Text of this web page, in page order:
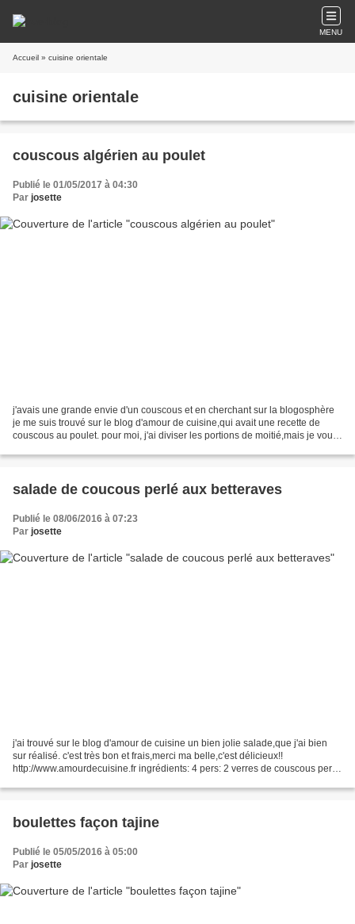
MENU
Accueil » cuisine orientale
cuisine orientale
couscous algérien au poulet
Publié le 01/05/2017 à 04:30
Par josette
j'avais une grande envie d'un couscous et en cherchant sur la blogosphère
je me suis trouvé sur le blog d'amour de cuisine,qui avait une recette de
couscous au poulet. pour moi, j'ai diviser les portions de moitié,mais je vous
salade de coucous perlé aux betteraves
Publié le 08/06/2016 à 07:23
Par josette
j'ai trouvé sur le blog d'amour de cuisine un bien jolie salade,que j'ai bien
sur réalisé. c'est très bon et frais,merci ma belle,c'est délicieux!!
http://www.amourdecuisine.fr ingrédients: 4 pers: 2 verres de couscous perlé
boulettes façon tajine
Publié le 05/05/2016 à 05:00
Par josette